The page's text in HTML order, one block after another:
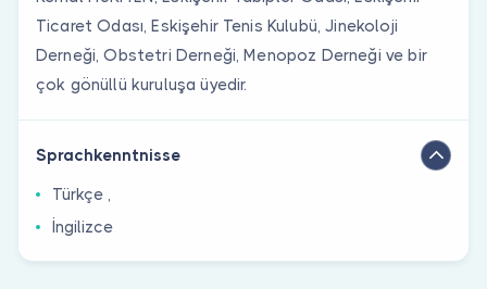
Ticaret Odası, Eskişehir Tenis Kulubü, Jinekoloji
Derneği, Obstetri Derneği, Menopoz Derneği ve bir
çok gönüllü kuruluşa üyedir.
Sprachkenntnisse
Türkçe ,
İngilizce